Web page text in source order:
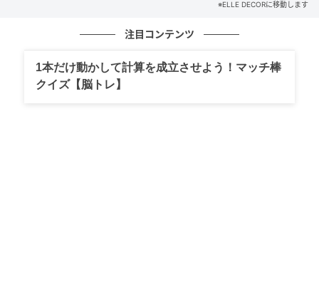
料金／一般 ￥1,800、大学・専門生・65 歳以上
時間／10:00～18:00（最終入場 17:30）
※ELLE DECORに移動します
注目コンテンツ
1本だけ動かして計算を成立させよう！マッチ棒
クイズ【脳トレ】